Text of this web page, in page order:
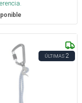
ÚLTIMAS2